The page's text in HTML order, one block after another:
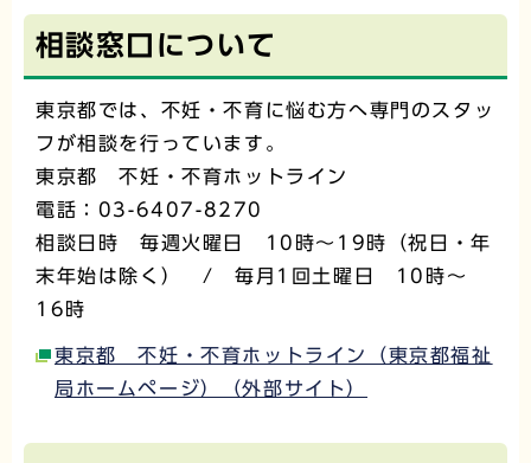
相談窓口について
東京都では、不妊・不育に悩む方へ専門のスタッ
フが相談を行っています。
東京都 不妊・不育ホットライン
電話：03-6407-8270
相談日時 毎週火曜日 10時～19時（祝日・年
末年始は除く） / 毎月1回土曜日 10時～
16時
東京都 不妊・不育ホットライン（東京都福祉
局ホームページ）（外部サイト）